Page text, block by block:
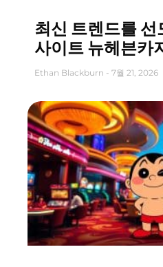
최신 트렌드를
사이트 뉴헤븐카
Ethan Blackburn 7월 21, 2026